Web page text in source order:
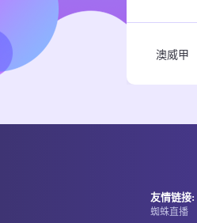
澳威甲
友情链接:
蜘蛛直播